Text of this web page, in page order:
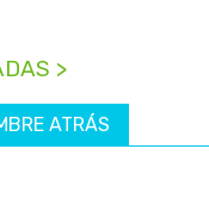
>
ATRÁS